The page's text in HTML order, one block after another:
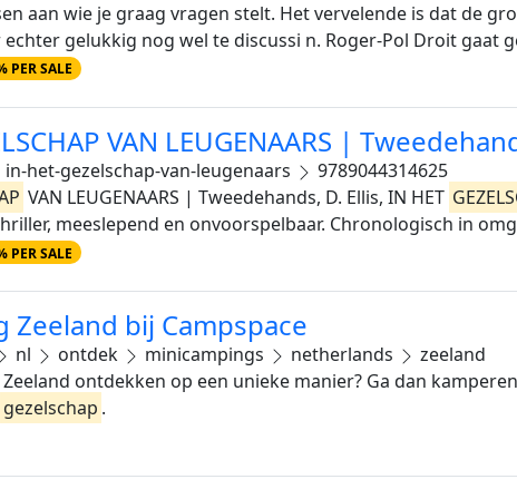
aan wie je graag vragen stelt. Het vervelende is dat de
gelukkig nog wel te discussi n. Roger-Pol Droit gaat
PER SALE
VAN LEUGENAARS |
in-het-gezelschap-van-leugenaars
9789044314625
VAN LEUGENAARS | Tweedehands, D. Ellis, IN HET
meeslepend en onvoorspelbaar. Chronologisch in
PER SALE
Zeeland bij Campspace
nl ontdek minicampings netherlands
zeeland
ontdekken op een unieke manier? Ga dan
gezelschap .